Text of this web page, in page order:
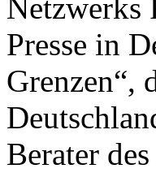
Netzwerks
Presse in
Grenzen“,
Berater